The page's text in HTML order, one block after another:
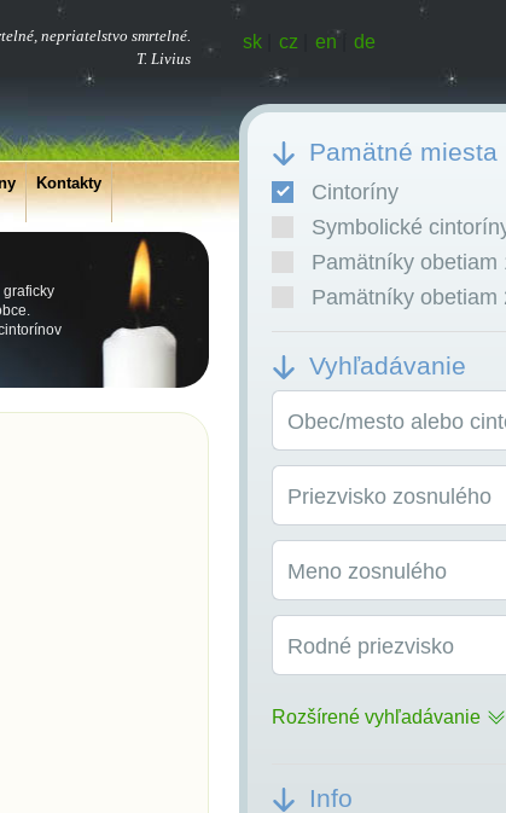
nepriatelstvo smrtelné.
T. Livius
Kontakty
graficky
sk| cz en de
Pamätné miesta
Cintoríny
Symbolické
Pamätníky obetiam
Pamätníky obetiam
Vyhľadávanie
Obec/mesto alebo
Priezvisko zosnulého
Meno zosnulého
Rodné priezvisko
Rozšírené vyhľadávanie
Info